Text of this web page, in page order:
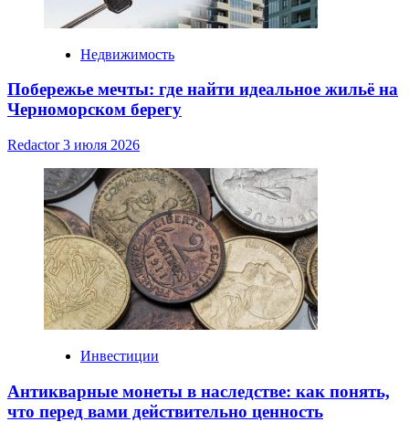
Недвижимость
Побережье мечты: где найти идеальное жильё на
Черноморском берегу
Redactor3 июля 2026
Инвестиции
Антикварные монеты в наследстве: как понять,
что перед вами действительно ценность